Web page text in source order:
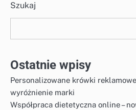
Szukaj
Ostatnie wpisy
Personalizowane krówki
wyróżnienie marki
Współpraca dietetyczna online –